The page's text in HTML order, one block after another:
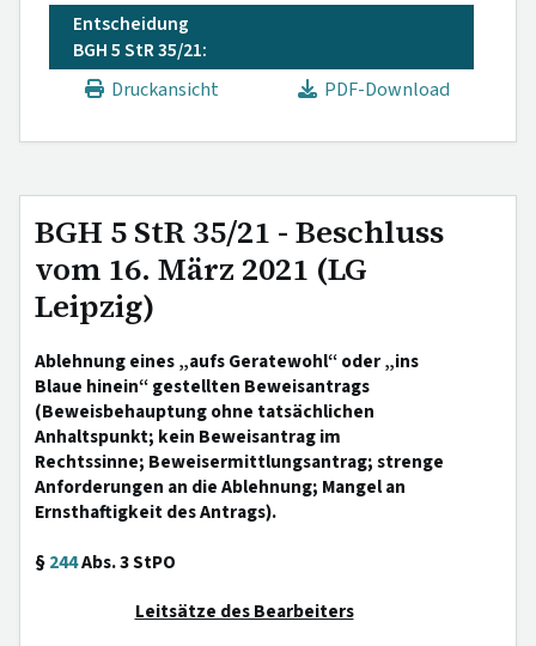
Entscheidung
BGH 5 StR 35/21:
Druckansicht
PDF-Download
BGH 5 StR 35/21 - Beschluss
vom 16. März 2021 (LG
Leipzig)
Ablehnung eines „aufs Geratewohl“ oder „ins
Blaue hinein“ gestellten Beweisantrags
(Beweisbehauptung ohne tatsächlichen
Anhaltspunkt; kein Beweisantrag im
Rechtssinne; Beweisermittlungsantrag; strenge
Anforderungen an die Ablehnung; Mangel an
Ernsthaftigkeit des Antrags).
§244Abs. 3 StPO
Leitsätze des Bearbeiters